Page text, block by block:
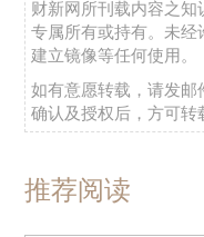
财新网所刊载内容之
专属所有或持有。未经
建立镜像等任何使用。
如有意愿转载，请发邮
确认及授权后，方可转
推荐阅读